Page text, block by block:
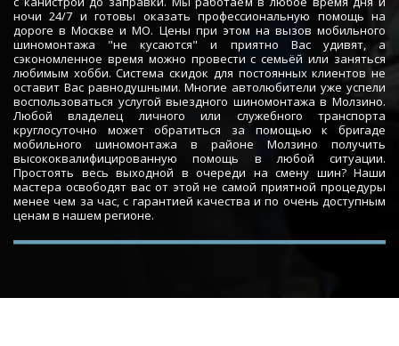
ночи 24/7 и готовы оказать профессиональную помощь на
дороге в Москве и МО. Цены при этом на вызов мобильного
шиномонтажа "не кусаются" и приятно Вас удивят, а
сэкономленное время можно провести с семьёй или заняться
любимым хобби. Система скидок для постоянных клиентов не
оставит Вас равнодушными. Многие автолюбители уже успели
воспользоваться услугой выездного шиномонтажа в Молзино.
Любой владелец личного или служебного транспорта
круглосуточно может обратиться за помощью к бригаде
мобильного шиномонтажа в районе Молзино получить
высококвалифицированную помощь в любой ситуации.
Простоять весь выходной в очереди на смену шин? Наши
мастера освободят вас от этой не самой приятной процедуры
менее чем за час, с гарантией качества и по очень доступным
ценам в нашем регионе.